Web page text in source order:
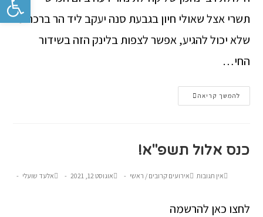
תשרי אצל שאולי חיון בגבעת סנה יעקב ליד הר ברכה מי
שלא יכול להגיע, אפשר לצפות בלינק הזה בשידור
החי…
להמשך קריאה
כנס אלול תשפ"א!
אלעד שועלי אוגוסט 12, 2021 אירועים קרובים / ראשי אין תגובות
לחצו כאן להרשמה